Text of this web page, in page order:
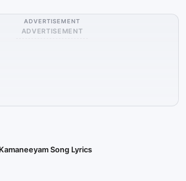
ADVERTISEMENT
ADVERTISEMENT
Song Lyrics